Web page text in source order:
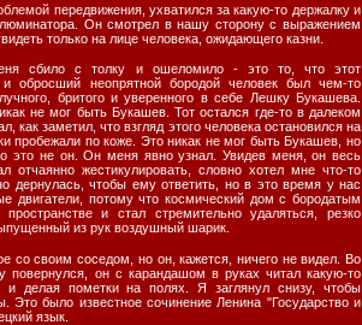
передвижения, ухватился за какую-то держалку и
Он смотрел в нашу сторону с выражением
только на лице человека, ожидающего казни.
сбило с толку и ошеломило - это то, что этот
обросший неопрятной бородой человек был чем-то
бритого и уверенного в себе Лешку Букашева.
не мог быть Букашев. Тот остался где-то в далеком
как заметил, что взгляд этого человека остановился на
по коже. Это никак не мог быть Букашев, но
это не он. Он меня явно узнал. Увидев меня, он весь
отчаянно жестикулировать, словно хотел мне что-то
дернулась, чтобы ему ответить, но в это время у нас
двигатели, потому что космический дом с бородатым
и стал стремительно удаляться, резко
из рук воздушный шарик.
со своим соседом, но он, кажется, ничего не видел. Во
повернулся, он с карандашом в руках читал какую-то
и делая пометки на полях. Я заглянул снизу, чтобы
Это было известное сочинение Ленина "Государство и
язык.